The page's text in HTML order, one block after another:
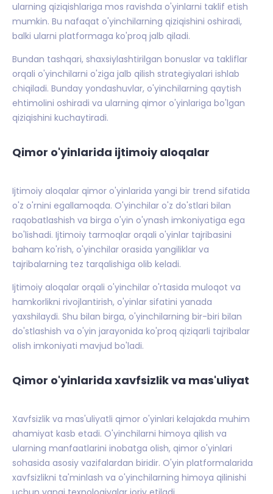
ularning qiziqishlariga mos ravishda o'yinlarni taklif etish
mumkin. Bu nafaqat o'yinchilarning qiziqishini oshiradi,
balki ularni platformaga ko'proq jalb qiladi.
Bundan tashqari, shaxsiylashtirilgan bonuslar va takliflar
orqali o'yinchilarni o'ziga jalb qilish strategiyalari ishlab
chiqiladi. Bunday yondashuvlar, o'yinchilarning qaytish
ehtimolini oshiradi va ularning qimor o'yinlariga bo'lgan
qiziqishini kuchaytiradi.
Qimor o'yinlarida ijtimoiy aloqalar
Ijtimoiy aloqalar qimor o'yinlarida yangi bir trend sifatida
o'z o'rnini egallamoqda. O'yinchilar o'z do'stlari bilan
raqobatlashish va birga o'yin o'ynash imkoniyatiga ega
bo'lishadi. Ijtimoiy tarmoqlar orqali o'yinlar tajribasini
baham ko'rish, o'yinchilar orasida yangiliklar va
tajribalarning tez tarqalishiga olib keladi.
Ijtimoiy aloqalar orqali o'yinchilar o'rtasida muloqot va
hamkorlikni rivojlantirish, o'yinlar sifatini yanada
yaxshilaydi. Shu bilan birga, o'yinchilarning bir-biri bilan
do'stlashish va o'yin jarayonida ko'proq qiziqarli tajribalar
olish imkoniyati mavjud bo'ladi.
Qimor o'yinlarida xavfsizlik va mas'uliyat
Xavfsizlik va mas'uliyatli qimor o'yinlari kelajakda muhim
ahamiyat kasb etadi. O'yinchilarni himoya qilish va
ularning manfaatlarini inobatga olish, qimor o'yinlari
sohasida asosiy vazifalardan biridir. O'yin platformalarida
xavfsizlikni ta'minlash va o'yinchilarning himoya qilinishi